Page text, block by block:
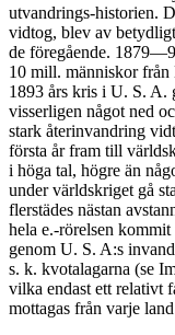
utvandrings-historien.
vidtog, blev av
de föregående.
10 mill. människor från
1893 års kris i U. S. A.
visserligen något ned
stark återinvandring
första år fram till
i höga tal, högre än
under världskriget gå
flerstädes nästan
hela e.-rörelsen
genom U. S. A:s
s. k. kvotalagarna (se
vilka endast ett relativt
mottagas från varje